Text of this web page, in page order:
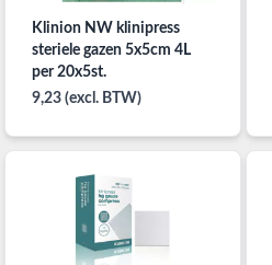
Klinion NW klinipress
steriele gazen 5x5cm 4L
per 20x5st.
9,23 (excl. BTW)